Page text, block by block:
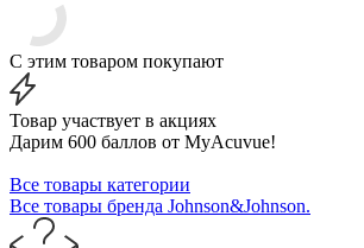
С этим товаром покупают
Товар участвует в акциях
Дарим 600 баллов от MyAcuvue!
Все товары категории
Все товары бренда Johnson&Johnson.